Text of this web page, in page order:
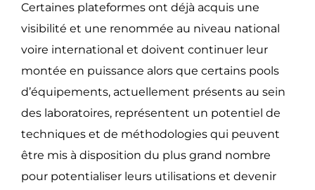
Certaines plateformes ont déjà acquis une
visibilité et une renommée au niveau national
voire international et doivent continuer leur
montée en puissance alors que certains pools
d’équipements, actuellement présents au sein
des laboratoires, représentent un potentiel de
techniques et de méthodologies qui peuvent
être mis à disposition du plus grand nombre
pour potentialiser leurs utilisations et devenir